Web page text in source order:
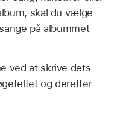
skal du vælge
på albummet
ved at skrive dets
og derefter